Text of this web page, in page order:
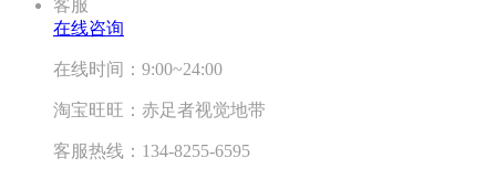
客服
在线咨询
在线时间：9:00~24:00
淘宝旺旺：赤足者视觉地带
客服热线：134-8255-6595